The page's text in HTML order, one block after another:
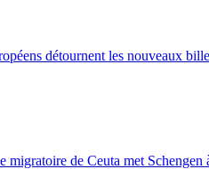
détournent les nouveaux
migratoire de Ceuta met Schengen